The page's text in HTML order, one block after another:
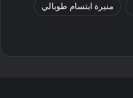
منيرة ابتسام طوبالي